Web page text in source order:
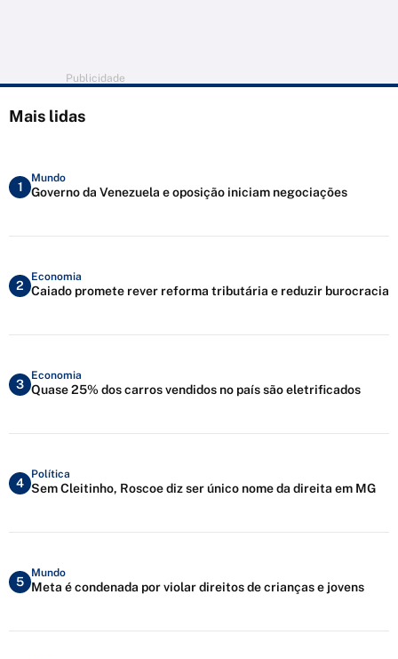
Publicidade
Mais lidas
1
Mundo
Governo da Venezuela e oposição iniciam negociações
2
Economia
Caiado promete rever reforma tributária e reduzir burocracia
3
Economia
Quase 25% dos carros vendidos no país são eletrificados
4
Política
Sem Cleitinho, Roscoe diz ser único nome da direita em MG
5
Mundo
Meta é condenada por violar direitos de crianças e jovens